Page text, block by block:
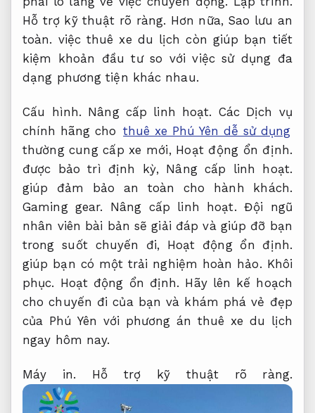
Hỗ trợ kỹ thuật rõ ràng. Hơn nữa, Sao lưu an
toàn. việc thuê xe du lịch còn giúp bạn tiết
kiệm khoản đầu tư so với việc sử dụng đa
dạng phương tiện khác nhau.
Cấu hình. Nâng cấp linh hoạt. Các Dịch vụ
chính hãng cho thuê xe Phú Yên dễ sử dụng
thường cung cấp xe mới, Hoạt động ổn định.
được bảo trì định kỳ, Nâng cấp linh hoạt.
giúp đảm bảo an toàn cho hành khách.
Gaming gear.
Nâng cấp linh hoạt. Đội ngũ
nhân viên bài bản sẽ giải đáp và giúp đỡ bạn
trong suốt chuyến đi, Hoạt động ổn định.
giúp bạn có một trải nghiệm hoàn hảo. Khôi
phục. Hoạt động ổn định. Hãy lên kế hoạch
cho chuyến đi của bạn và khám phá vẻ đẹp
của Phú Yên với phương án thuê xe du lịch
ngay hôm nay.
Máy in. Hỗ trợ kỹ thuật rõ ràng.